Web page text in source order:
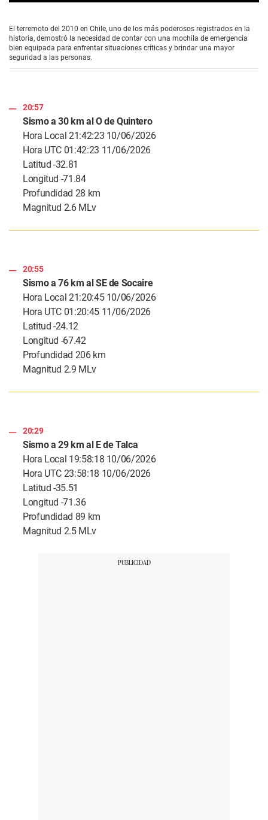
e
c
o
n
m
El terremoto del 2010 en Chile, uno de los más poderosos registrados en la
historia, demostró la necesidad de contar con una mochila de emergencia
bien equipada para enfrentar situaciones críticas y brindar una mayor
seguridad a las personas.
20:57
Sismo a 30 km al O de Quintero
Hora Local 21:42:23 10/06/2026
Hora UTC 01:42:23 11/06/2026
Latitud -32.81
Longitud -71.84
Profundidad 28 km
Magnitud 2.6 MLv
20:55
Sismo a 76 km al SE de Socaire
Hora Local 21:20:45 10/06/2026
Hora UTC 01:20:45 11/06/2026
Latitud -24.12
Longitud -67.42
Profundidad 206 km
Magnitud 2.9 MLv
20:29
Sismo a 29 km al E de Talca
Hora Local 19:58:18 10/06/2026
Hora UTC 23:58:18 10/06/2026
Latitud -35.51
Longitud -71.36
Profundidad 89 km
Magnitud 2.5 MLv